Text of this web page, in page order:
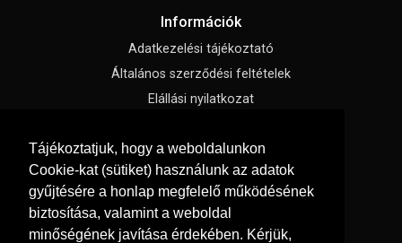
Tájékoztatjuk, hogy a weboldalunkon
Cookie-kat (sütiket) használunk az adatok
gyűjtésére a honlap megfelelő működésének
biztosítása, valamint a weboldal
minőségének javítása érdekében. Kérjük,
Információk
Adatkezelési tájékoztató
Általános szerződési feltételek
Elállási nyilatkozat
Süti beállítások
Menü
Hírek, cikkek